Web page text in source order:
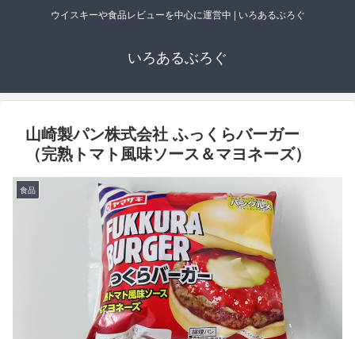
ウイスキーや食品レビューを中心に運営中 | いろあるぶろぐ
いろあるぶろぐ
山崎製パン株式会社 ふっくらバーガー
（完熟トマト風味ソース＆マヨネーズ）
食品